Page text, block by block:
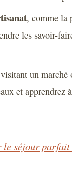
, comme la
les savoir-
un marché
et apprendrez
séjour